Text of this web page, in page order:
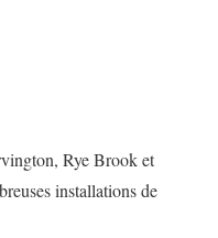
Rye Brook et
installations de